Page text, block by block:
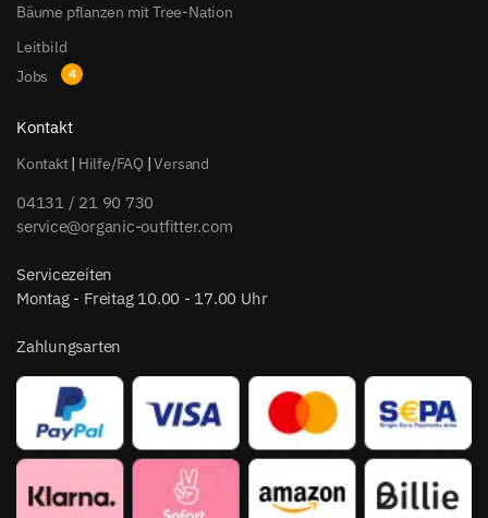
Bäume pflanzen mit Tree-Nation
Leitbild
Jobs
Kontakt
Kontakt| Hilfe/FAQ |Versand
04131 / 21 90 730
service@organic-outfitter.com
Servicezeiten
Montag - Freitag 10.00 - 17.00 Uhr
Zahlungsarten